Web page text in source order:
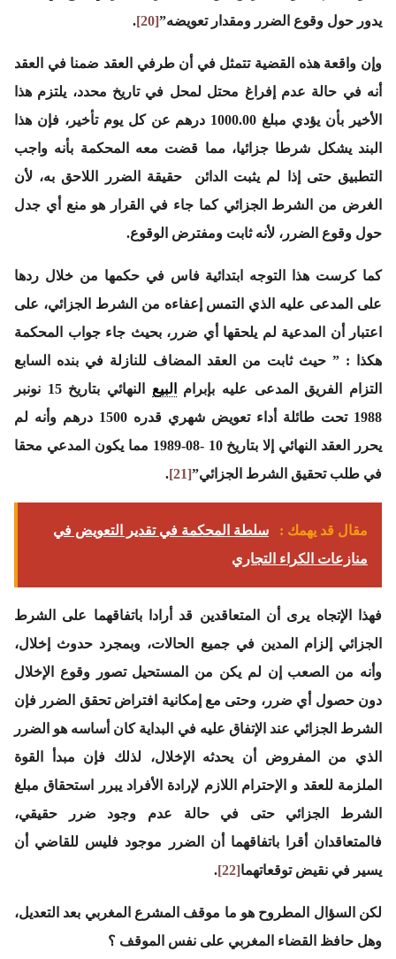
يدور حول وقوع الضرر ومقدار تعويضه”[20]
.
وإن واقعة هذه القضية تتمثل في أن طرفي العقد ضمنا في العقد
أنه في حالة عدم إفراغ محتل لمحل في تاريخ محدد، يلتزم هذا
الأخير بأن يؤدي مبلغ 1000.00 درهم عن كل يوم تأخير، فإن هذا
البند يشكل شرطا جزائيا، مما قضت معه المحكمة بأنه واجب
التطبيق حتى إذا لم يثبت الدائن حقيقة الضرر اللاحق به، لأن
الغرض من الشرط الجزائي كما جاء في القرار هو منع أي جدل
حول وقوع الضرر، لأنه ثابت ومفترض الوقوع.
كما كرست هذا التوجه ابتدائية فاس في حكمها من خلال ردها
على المدعى عليه الذي التمس إعفاءه من الشرط الجزائي، على
اعتبار أن المدعية لم يلحقها أي ضرر، بحيث جاء جواب المحكمة
هكذا : ” حيث ثابت من العقد المضاف للنازلة في بنده السابع
التزام الفريق المدعى عليه بإبرام
البيع
النهائي بتاريخ 15 نونبر
1988 تحت طائلة أداء تعويض شهري قدره 1500 درهم وأنه لم
يحرر العقد النهائي إلا بتاريخ 10 -08-1989 مما يكون المدعي محقا
في طلب تحقيق الشرط الجزائي”[21]
.
مقال قد يهمك :
سلطة المحكمة في تقدير التعويض في
منازعات الكراء التجاري
فهذا الإتجاه يرى أن المتعاقدين قد أرادا باتفاقهما على الشرط
الجزائي إلزام المدين في جميع الحالات، وبمجرد حدوث إخلال،
وأنه من الصعب إن لم يكن من المستحيل تصور وقوع الإخلال
دون حصول أي ضرر، وحتى مع إمكانية افتراض تحقق الضرر فإن
الشرط الجزائي عند الإتفاق عليه في البداية كان أساسه هو الضرر
الذي من المفروض أن يحدثه الإخلال، لذلك فإن مبدأ القوة
الملزمة للعقد و الإحترام اللازم لإرادة الأفراد يبرر استحقاق مبلغ
الشرط الجزائي حتى في حالة عدم وجود ضرر حقيقي،
فالمتعاقدان أقرا باتفاقهما أن الضرر موجود فليس للقاضي أن
يسير في نقيض توقعاتهما[22]
.
لكن السؤال المطروح هو ما موقف المشرع المغربي بعد التعديل،
وهل حافظ القضاء المغربي على نفس الموقف ؟